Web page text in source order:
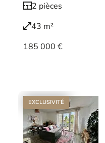
2 pièces
43 m²
185 000 €
EXCLUSIVITÉ